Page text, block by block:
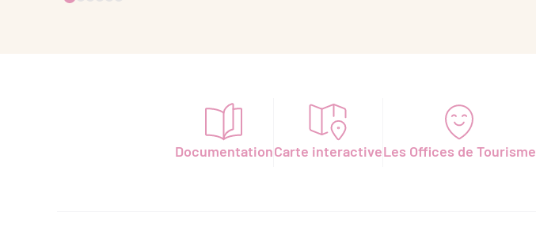
DocumentationCarte interactiveLes Offices de Tourisme